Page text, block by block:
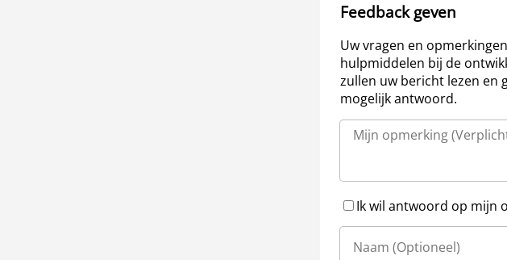
Feedback geven
Uw vragen en
hulpmiddelen bij de
zullen uw bericht lezen en
mogelijk antwoord.
Ik wil antwoord op mijn